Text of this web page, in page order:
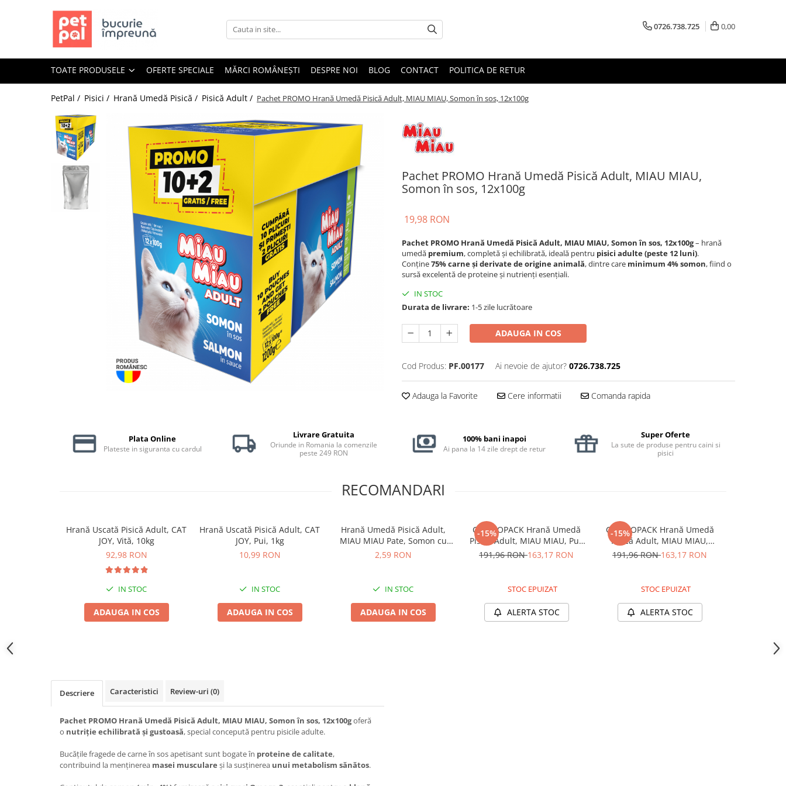
Toate Produsele
Câine Junior
Câine Senior
Hrană Umedă Câini
Diete Veterinare Câini
Hrană Umedă Pisică
Pisică Adult
Diete Veterinare Pisică
Recompense Pisici
0726.738.725 0,00
TOATE PRODUSELE OFERTE SPECIALE MĂRCI ROMÂNEȘTI DESPRE NOI BLOG CONTACT POLITICA DE RETUR
PetPal / Pisici / Hrană Umedă Pisică / Pisică Adult / Pachet PROMO Hrană Umedă Pisică Adult, MIAU MIAU, Somon în sos, 12x100g
Pachet PROMO Hrană Umedă Pisică Adult, MIAU MIAU,
Somon în sos, 12x100g
19,98 RON
Pachet PROMO Hrană Umedă Pisică Adult, MIAU MIAU, Somon în sos, 12x100g– hrană
umedă premium, completă și echilibrată, ideală pentru pisici adulte (peste 12 luni).
Conține75% carne și derivate de origine animală, dintre care minimum 4% somon, fiind o
sursă excelentă de proteine și nutrienți esențiali.
IN STOC
Durata de livrare: 1-5 zile lucrătoare
ADAUGA IN COS
Cod Produs: PF.00177 Ai nevoie de ajutor? 0726.738.725
Adauga la Favorite Cere informatii Comanda rapida
Plata Online
Plateste in siguranta cu cardul
Livrare Gratuita
Oriunde in Romania la comenzile
peste 249 RON
100% bani inapoi
Ai pana la 14 zile drept de retur
Super Oferte
La sute de produse pentru caini si
pisici
RECOMANDARI
Hrană Uscată Pisică Adult, CAT
JOY, Vită, 10kg
92,98 RON
IN STOC
ADAUGA IN COS
Hrană Uscată Pisică Adult, CAT
JOY, Pui, 1kg
10,99 RON
IN STOC
ADAUGA IN COS
Hrană Umedă Pisică Adult,
MIAU MIAU Pate, Somon cu
Topping de Iaurt, 100g
2,59 RON
IN STOC
ADAUGA IN COS
-15%
COMBOPACK Hrană Umedă
Pisică Adult, MIAU MIAU, Pui,
Curcan, Somon și Iepure,
191,96 RON163,17 RON
STOC EPUIZAT
ALERTA STOC
-15%
COMBOPACK Hrană Umedă
Pisică Adult, MIAU MIAU,
Curcan, Somon, Vită și Rață,
191,96 RON163,17 RON
STOC EPUIZAT
ALERTA STOC
Descriere Caracteristici Review-uri (0)
Pachet PROMO Hrană Umedă Pisică Adult, MIAU MIAU, Somon în sos, 12x100goferă
o nutriție echilibrată și gustoasă, special concepută pentru pisicile adulte.
Bucățile fragede de carne în sos apetisant sunt bogate în proteine de calitate,
contribuind la menținerea masei musculare și la susținerea unui metabolism sănătos.